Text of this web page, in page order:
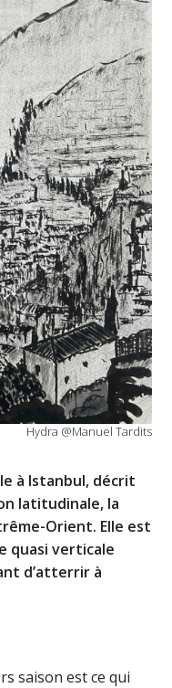
Hydra @Manuel Tardits
à Istanbul, décrit
latitudinale, la
Orient. Elle est
quasi verticale
d’atterrir à
saison est ce qui